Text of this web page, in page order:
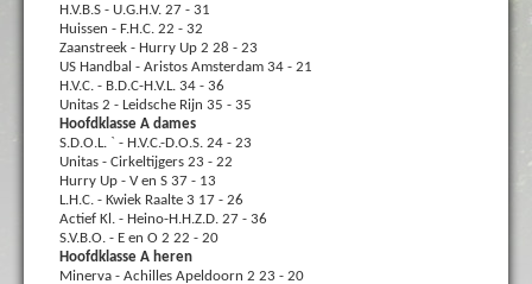
H.V.B.S - U.G.H.V. 27 - 31
Huissen - F.H.C. 22 - 32
Zaanstreek - Hurry Up 2 28 - 23
US Handbal - Aristos Amsterdam 34 - 21
H.V.C. - B.D.C-H.V.L. 34 - 36
Unitas 2 - Leidsche Rijn 35 - 35
Hoofdklasse A dames
S.D.O.L. ` - H.V.C.-D.O.S. 24 - 23
Unitas - Cirkeltijgers 23 - 22
Hurry Up - V en S 37 - 13
L.H.C. - Kwiek Raalte 3 17 - 26
Actief Kl. - Heino-H.H.Z.D. 27 - 36
S.V.B.O. - E en O 2 22 - 20
Hoofdklasse A heren
Minerva - Achilles Apeldoorn 2 23 - 20